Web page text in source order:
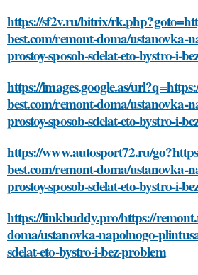
https://sf2v.ru/bitrix/
best.com/remont-doma/ustanovka-
prostoy-sposob-sdelat-eto-bystro-i-
https://images.google.as/
best.com/remont-doma/ustanovka-
prostoy-sposob-sdelat-eto-bystro-i-
https://www.autosport72.ru/
best.com/remont-doma/ustanovka-
prostoy-sposob-sdelat-eto-bystro-i-
https://linkbuddy.pro/https://
doma/ustanovka-napolnogo-
sdelat-eto-bystro-i-bez-problem